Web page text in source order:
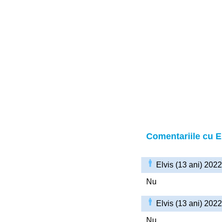
Comentariile cu
Elvis (13 ani)
Nu
Elvis (13 ani)
Nu